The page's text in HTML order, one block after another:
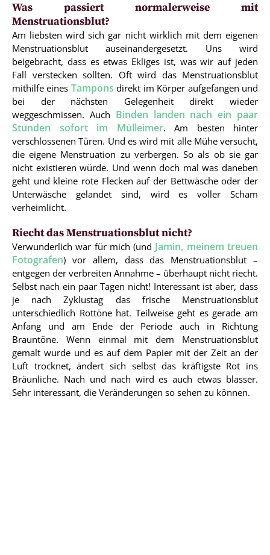
Was passiert normalerweise mit
Menstruationsblut?
Am liebsten wird sich gar nicht wirklich mit dem eigenen
Menstruationsblut auseinandergesetzt. Uns wird
beigebracht, dass es etwas Ekliges ist, was wir auf jeden
Fall verstecken sollten. Oft wird das Menstruationsblut
mithilfe eines Tampons direkt im Körper aufgefangen und
bei der nächsten Gelegenheit direkt wieder
weggeschmissen. Auch Binden landen nach ein paar
Stunden sofort im Mülleimer. Am besten hinter
verschlossenen Türen. Und es wird mit alle Mühe versucht,
die eigene Menstruation zu verbergen. So als ob sie gar
nicht existieren würde. Und wenn doch mal was daneben
geht und kleine rote Flecken auf der Bettwäsche oder der
Unterwäsche gelandet sind, wird es voller Scham
verheimlicht.
Riecht das Menstruationsblut nicht?
Verwunderlich war für mich (und Jamin, meinem treuen
Fotografen) vor allem, dass das Menstruationsblut –
entgegen der verbreiten Annahme – überhaupt nicht riecht.
Selbst nach ein paar Tagen nicht! Interessant ist aber, dass
je nach Zyklustag das frische Menstruationsblut
unterschiedlich Rottöne hat. Teilweise geht es gerade am
Anfang und am Ende der Periode auch in Richtung
Brauntöne. Wenn einmal mit dem Menstruationsblut
gemalt wurde und es auf dem Papier mit der Zeit an der
Luft trocknet, ändert sich selbst das kräftigste Rot ins
Bräunliche. Nach und nach wird es auch etwas blasser.
Sehr interessant, die Veränderungen so sehen zu können.